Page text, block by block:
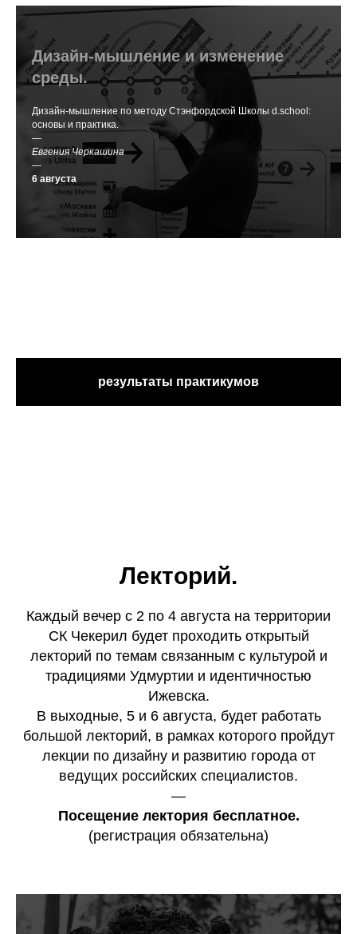
Дизайн-мышление и изменение
среды.
Дизайн-мышление по методу Стэнфордской Школы d.school:
основы и практика.
—
Евгения Черкашина
—
6 августа
результаты практикумов
Лекторий.
Каждый вечер с 2 по 4 августа на территории
СК Чекерил будет проходить открытый
лекторий по темам связанным с культурой и
традициями Удмуртии и идентичностью
Ижевска.
В выходные, 5 и 6 августа, будет работать
большой лекторий, в рамках которого пройдут
лекции по дизайну и развитию города от
ведущих российских специалистов.
—
Посещение лектория бесплатное.
(регистрация обязательна)